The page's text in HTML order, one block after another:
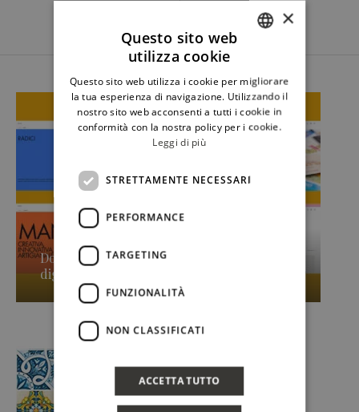
Donnafugata presenta la nuova piattaforma
digitale dedicata al »
ENGLISH
×
Questo sito web
utilizza cookie
Questo sito web utilizza i cookie per migliorare
la tua esperienza di navigazione. Utilizzando il
nostro sito web acconsenti a tutti i cookie in
conformità con la nostra policy per i cookie.
Leggi di più
STRETTAMENTE NECESSARI
PERFORMANCE
TARGETING
FUNZIONALITÀ
NON CLASSIFICATI
ACCETTA TUTTO